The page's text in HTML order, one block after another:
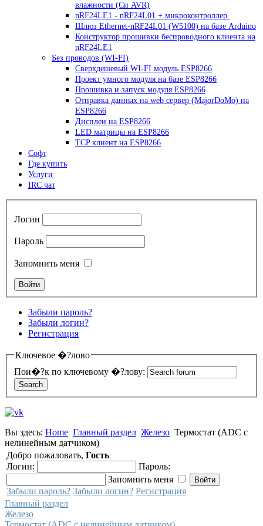
влажности (Си AVR)
nRF24LE1 - nRF24L01 + микроконтроллер.
Шлюз Ethernet-nRF24L01 (W5100) на базе Arduino
Конструктор прошивки беспроводного клиента на
nRF24LE1
Без проводов (WI-FI)
Сверхдешевый WI-FI модуль ESP8266
Проект умного модуля на базе ESP8266
Прошивка и запуск модуля ESP8266
Отправка данных на web сервер (MajorDoMo) на
ESP8266
Дисплеи на ESP8266
LED матрицы на ESP8266
TCP клиент на ESP8266
Софт
Где купить
Услуги
IRC чат
Логин
Пароль
Запомнить меня
Забыли пароль?
Забыли логин?
Регистрация
Ключевое �?лово
Пои�?к по ключевому �?лову:
Вы здесь: Home Главный раздел Железо Термостат (ADC с
нелинейным датчиком)
Добро пожаловать, Гость
Логин:
Пароль:
Запомнить меня
Забыли пароль? Забыли логин? Регистрация
Главный раздел
Железо